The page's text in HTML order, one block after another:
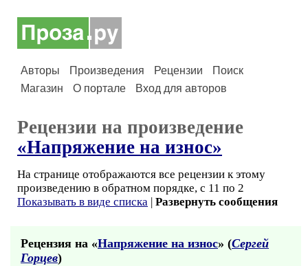
Авторы Произведения Рецензии
Поиск
Магазин
О портале Вход для авторов
Рецензии на произведение
«Напряжение на износ»
На странице отображаются все рецензии к этому
произведению в обратном порядке, с 11 по 2
Показывать в виде списка | Развернуть сообщения
Рецензия на «Напряжение на износ» (Сергей
Горцев)